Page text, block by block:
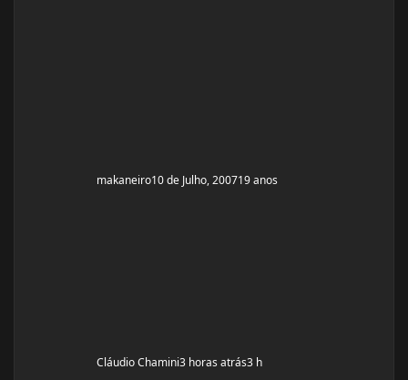
makaneiro10 de Julho, 200719 anos
Cláudio Chamini3 horas atrás3 h